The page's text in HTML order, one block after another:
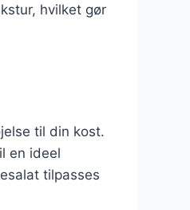
hvilket gør
til din kost.
en ideel
tilpasses